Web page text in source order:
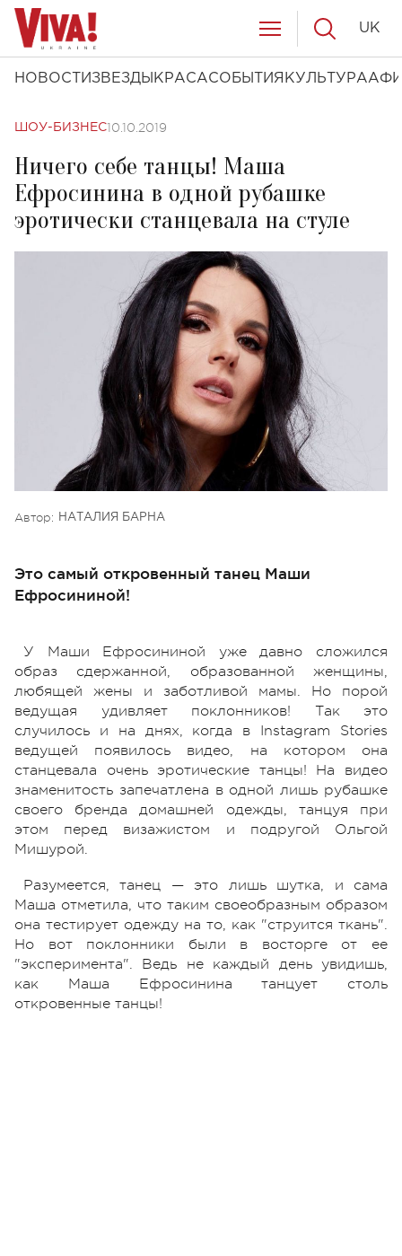
НОВОСТИ ЗВЕЗДЫ КРАСАСОБЫТИЯ КУЛЬТУРА
UK
ШОУ-БИЗНЕС10.10.2019
Ничего себе танцы! Маша
Ефросинина в одной рубашке
эротически станцевала на стуле
Автор: НАТАЛИЯ БАРНА
Это самый откровенный танец Маши
Ефросининой!
У Маши Ефросининой уже давно сложился
образ сдержанной, образованной женщины,
любящей жены и заботливой мамы. Но порой
ведущая удивляет поклонников! Так это
случилось и на днях, когда в Instagram Stories
ведущей появилось видео, на котором она
станцевала очень эротические танцы! На видео
знаменитость запечатлена в одной лишь рубашке
своего бренда домашней одежды, танцуя при
этом перед визажистом и подругой Ольгой
Мишурой.
Разумеется, танец — это лишь шутка, и сама
Маша отметила, что таким своеобразным образом
она тестирует одежду на то, как "струится ткань".
Но вот поклонники были в восторге от ее
"эксперимента". Ведь не каждый день увидишь,
как Маша Ефросинина танцует столь
откровенные танцы!